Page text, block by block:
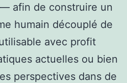
afin de construire un
humain découplé de
avec profit
actuelles ou bien
perspectives dans de